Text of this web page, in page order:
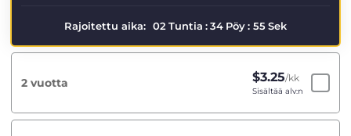
Rajoitettu aika: 02 Tuntia :34 Pöy: 55Sek
2 vuotta $3.25/kk
Sisältää alv:n